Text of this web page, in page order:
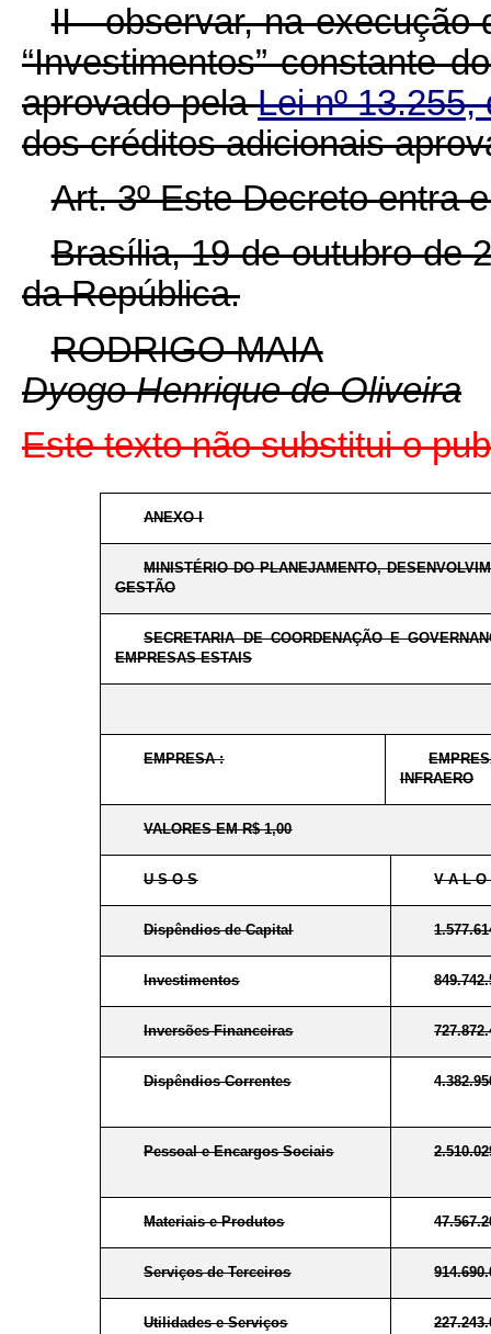
II - observar, na execução
“Investimentos” constante
aprovado pelaLei nº
dos créditos adicionais
Art. 3º Este Decreto entra
Brasília, 19 de outubro de
da República.
RODRIGO MAIA
Dyogo Henrique de Oliveira
Este texto não substitui o
ANEXO I
MINISTÉRIO DO PLANEJAMENTO,
GESTÃO
SECRETARIA DE COORDENAÇÃO E
EMPRESAS ESTAIS
EMPRESA :
INFRAERO
VALORES EM R$ 1,00
U S O S V A L O
Dispêndios de Capital
Investimentos
Inversões Financeiras
Dispêndios Correntes
Pessoal e Encargos Sociais
Materiais e Produtos
Serviços de Terceiros
Utilidades e Serviços